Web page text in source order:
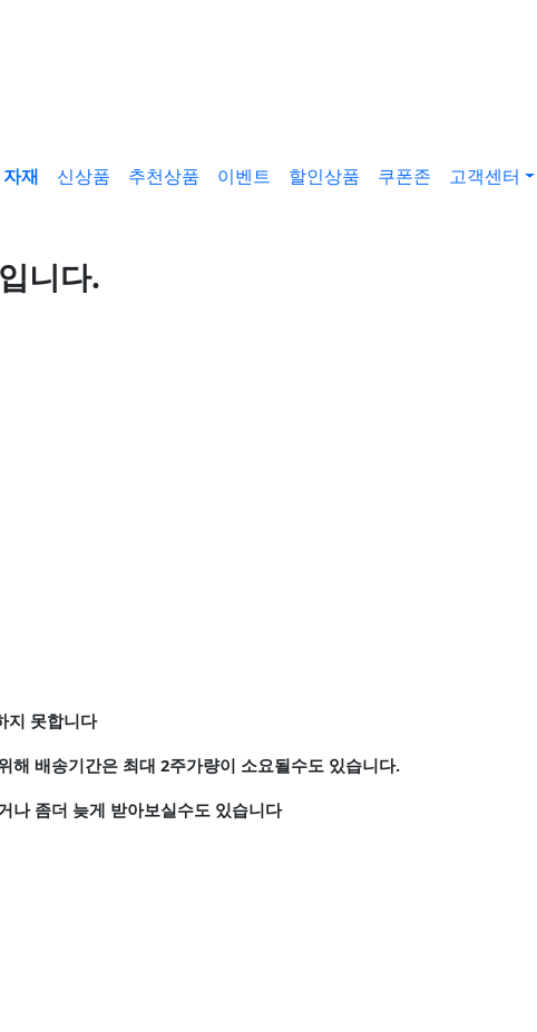
자재 신상품 추천상품 이벤트 할인상품 쿠폰존 고객센터
니다.
지 못합니다
해 배송기간은 최대 2주가량이 소요될수도 있습니다.
나 좀더 늦게 받아보실수도 있습니다